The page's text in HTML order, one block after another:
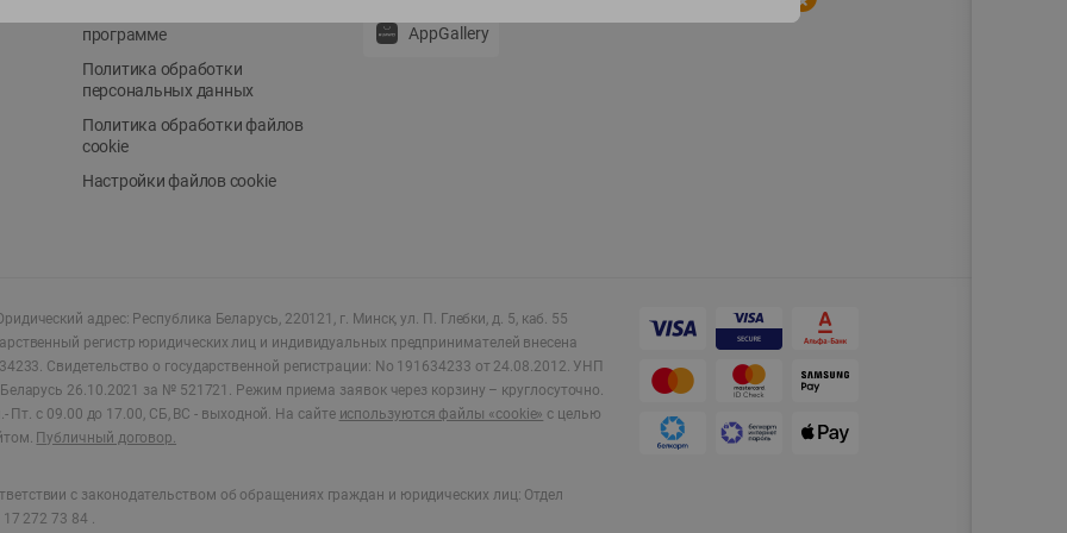
программе
Политика обработки
персональных данных
Политика обработки файлов
cookie
Настройки файлов cookie
AppGallery
адрес: Республика Беларусь, 220121, г. Минск, ул. П. Глебки, д. 5, каб. 55
регистр юридических лиц и индивидуальных предпринимателей внесена
Свидетельство о государственной регистрации: No 191634233 от 24.08.2012. УНП
26.10.2021 за № 521721. Режим приема заявок через корзину – круглосуточно.
Пт. с 09.00 до 17.00, СБ, ВС - выходной. На сайте используются файлы «cookie» с целью
Публичный договор.
с законодательством об обращениях граждан и юридических лиц: Отдел
272 73 84 .